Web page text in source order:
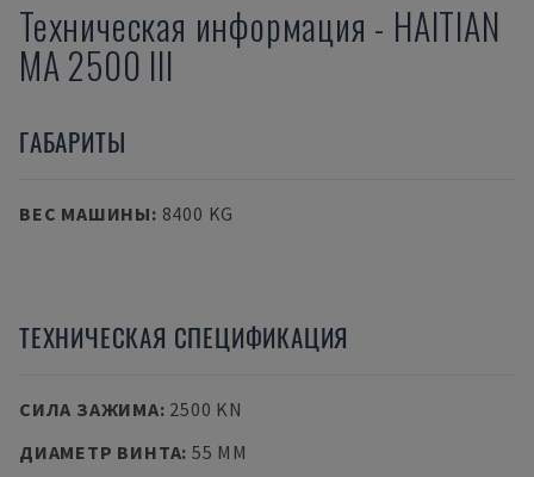
Техническая информация - HAITIAN
MA 2500 III
ГАБАРИТЫ
ВЕС МАШИНЫ: 8400 KG
ТЕХНИЧЕСКАЯ СПЕЦИФИКАЦИЯ
СИЛА ЗАЖИМА: 2500 KN
ДИАМЕТР ВИНТА: 55 MM